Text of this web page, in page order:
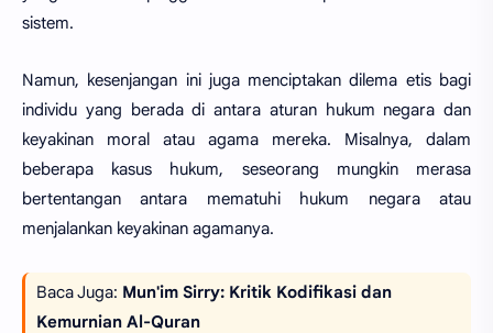
sistem.
Namun, kesenjangan ini juga menciptakan dilema etis bagi
individu yang berada di antara aturan hukum negara dan
keyakinan moral atau agama mereka. Misalnya, dalam
beberapa kasus hukum, seseorang mungkin merasa
bertentangan antara mematuhi hukum negara atau
menjalankan keyakinan agamanya.
Baca Juga: Mun'im Sirry: Kritik Kodifikasi dan
Kemurnian Al-Quran